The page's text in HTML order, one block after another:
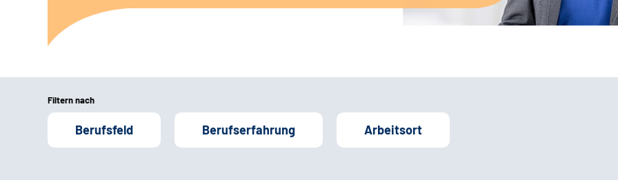
Filtern nach
Berufsfeld Berufserfahrung Arbeitsort